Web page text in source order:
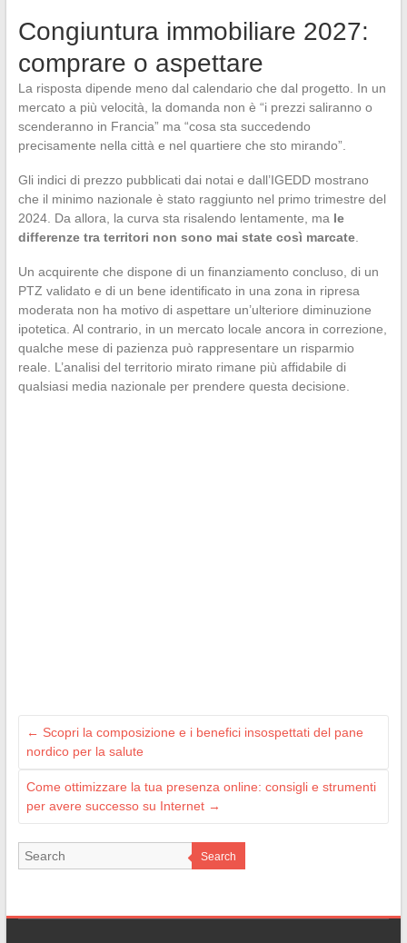
Congiuntura immobiliare 2027:
comprare o aspettare
La risposta dipende meno dal calendario che dal progetto. In un
mercato a più velocità, la domanda non è “i prezzi saliranno o
scenderanno in Francia” ma “cosa sta succedendo
precisamente nella città e nel quartiere che sto mirando”.
Gli indici di prezzo pubblicati dai notai e dall’IGEDD mostrano
che il minimo nazionale è stato raggiunto nel primo trimestre del
2024. Da allora, la curva sta risalendo lentamente, ma le
differenze tra territori non sono mai state così marcate.
Un acquirente che dispone di un finanziamento concluso, di un
PTZ validato e di un bene identificato in una zona in ripresa
moderata non ha motivo di aspettare un’ulteriore diminuzione
ipotetica. Al contrario, in un mercato locale ancora in correzione,
qualche mese di pazienza può rappresentare un risparmio
reale. L’analisi del territorio mirato rimane più affidabile di
qualsiasi media nazionale per prendere questa decisione.
← Scopri la composizione e i benefici insospettati del pane
nordico per la salute
Come ottimizzare la tua presenza online: consigli e strumenti
per avere successo su Internet →
Search